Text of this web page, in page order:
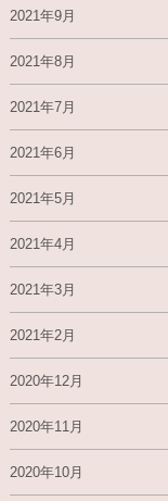
2021年9月
2021年8月
2021年7月
2021年6月
2021年5月
2021年4月
2021年3月
2021年2月
2020年12月
2020年11月
2020年10月